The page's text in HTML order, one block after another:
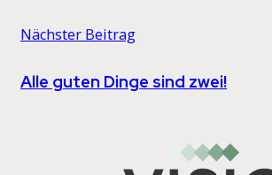
Nächster Beitrag
Alle guten Dinge sind zwei!